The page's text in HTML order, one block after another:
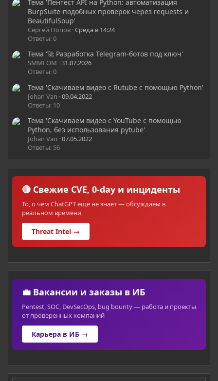
Тема 'Пентест API на Python: автоматизация
BurpSuite-подобных проверок через requests и
BeautifulSoup'
Сергей Попов Среда в 14:24
Ответы: 0
Тема '🚀 Разработка Telegram-ботов под ключ'
SMMLOM 31.07.2026
Ответы: 0
Тема 'Скачиваем видео с Rutube с помощью Python'
Johan Van 09.04.2022
Ответы: 10
Тема 'Скачиваем видео с YouTube с помощью
Python, без использования pytube'
Johan Van 07.05.2022
Ответы: 56
🔴 Свежие CVE, 0-day и инциденты
То, о чём ChatGPT ещё не знает — обсуждаем в
реальном времени
Threat Intel →
💼 Вакансии и заказы в ИБ
Pentest, SOC, DevSecOps, bug bounty — работа и проекты
от проверенных компаний
Карьера в ИБ →